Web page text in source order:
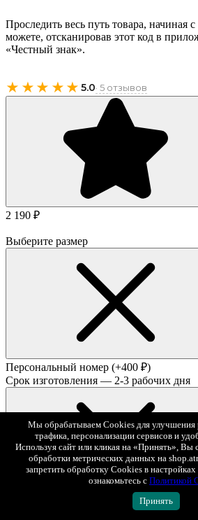
Проследить весь путь товара, начиная
можете, отсканировав этот код в
«Честный знак».
★★★★★ 5.0· 5 отзывов
2 190 ₽
Выберите размер
Персональный номер (+400 ₽)
Срок изготовления — 2-3 рабочих дня
Мы обрабатываем Cookies для улучшения
трафика, персонализации сервисов и
Используя сайт или кликая на «Принять», Вы
обработки метрических данных на
запретить обработку Cookies в
ознакомьтесь с Политикой
Принять